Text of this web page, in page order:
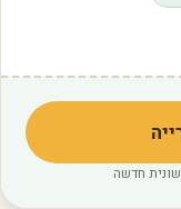
חדשה)
חדשה